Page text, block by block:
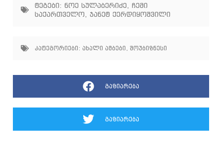
ტეგები: ნოე სულაბერიძე, ჩემი
საქართველო, ჯანეტ ქერდიყოშვილი
კატეგორიები: ახალი ამბები , შოუბიზნესი
გაზიარება
გაზიარება